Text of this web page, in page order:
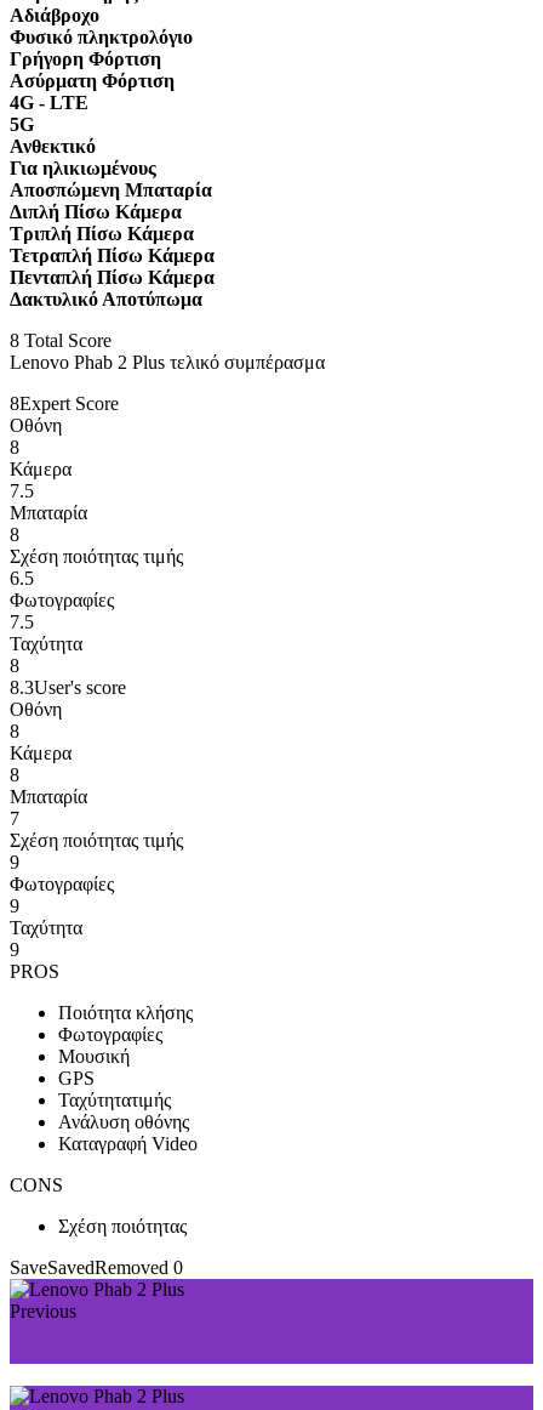
Αδιάβροχο
Φυσικό πληκτρολόγιο
Γρήγορη Φόρτιση
Ασύρματη Φόρτιση
4G - LTE
5G
Ανθεκτικό
Για ηλικιωμένους
Αποσπώμενη Μπαταρία
Διπλή Πίσω Κάμερα
Τριπλή Πίσω Κάμερα
Τετραπλή Πίσω Κάμερα
Πενταπλή Πίσω Κάμερα
Δακτυλικό Αποτύπωμα
8 Total Score
Lenovo Phab 2 Plus τελικό συμπέρασμα
8Expert Score
Οθόνη
8
Κάμερα
7.5
Μπαταρία
8
Σχέση ποιότητας τιμής
6.5
Φωτογραφίες
7.5
Ταχύτητα
8
8.3User's score
Οθόνη
8
Κάμερα
8
Μπαταρία
7
Σχέση ποιότητας τιμής
9
Φωτογραφίες
9
Ταχύτητα
9
PROS
Ποιότητα κλήσης
Φωτογραφίες
Μουσική
GPS
Ταχύτητατιμής
Ανάλυση οθόνης
Καταγραφή Video
CONS
Σχέση ποιότητας
SaveSavedRemoved 0
Previous